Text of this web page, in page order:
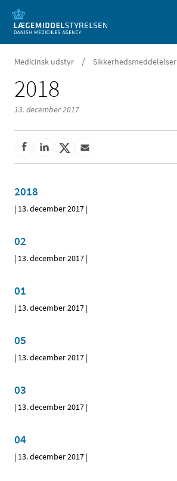
Medicinsk udstyr / Sikkerhedsmeddelelser
2018
13. december 2017
2018
| 13. december 2017 |
02
| 13. december 2017 |
01
| 13. december 2017 |
05
| 13. december 2017 |
03
| 13. december 2017 |
04
| 13. december 2017 |